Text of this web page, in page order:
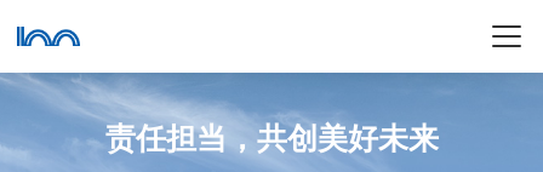
责任担当，共创美好未来